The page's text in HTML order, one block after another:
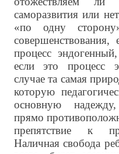
саморазвития или
«по одну
совершенствования,
процесс
если это процесс
случае та самая
которую
основную
прямо
препятствие к
Наличная свобода